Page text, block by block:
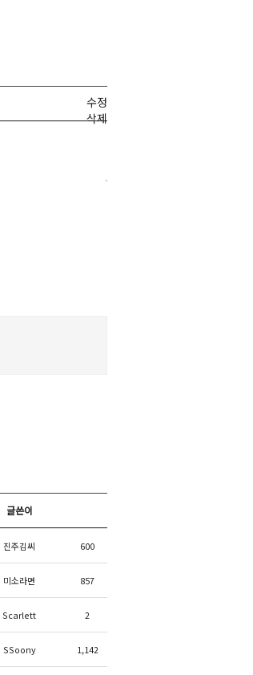
수정
삭제
글쓴이
진주김씨 600
미소라면 857
Scarlett 2
SSoony 1,142